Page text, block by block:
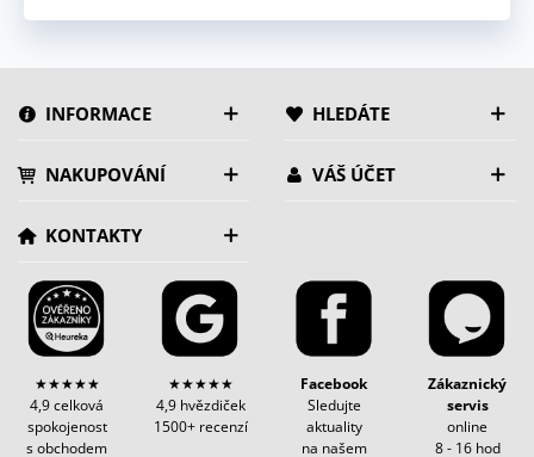
INFORMACE HLEDÁTE
NAKUPOVÁNÍ VÁŠ ÚČET
KONTAKTY
★★★★★
4,9 celková
spokojenost
s obchodem
★★★★★
4,9 hvězdiček
1500+ recenzí
Facebook
Sledujte
aktuality
na našem
Zákaznický
servis
online
8 - 16 hod